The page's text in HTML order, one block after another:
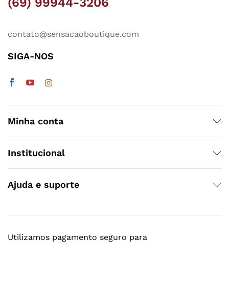
contato@sensacaoboutique.com
SIGA-NOS
Minha conta
Institucional
Ajuda e suporte
Utilizamos pagamento seguro para